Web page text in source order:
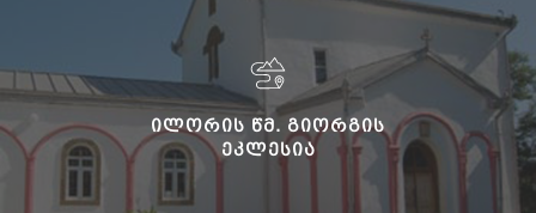
ᲘᲚᲝᲠᲘᲡ ᲬᲛ. ᲒᲘᲝᲠᲒᲘᲡ
ᲔᲙᲚᲔᲡᲘᲐ